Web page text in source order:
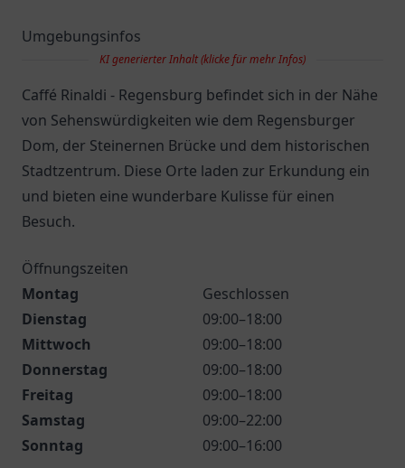
Umgebungsinfos
KI generierter Inhalt (klicke für mehr Infos)
Caffé Rinaldi - Regensburg befindet sich in der Nähe
von Sehenswürdigkeiten wie dem Regensburger
Dom, der Steinernen Brücke und dem historischen
Stadtzentrum. Diese Orte laden zur Erkundung ein
und bieten eine wunderbare Kulisse für einen
Besuch.
Öffnungszeiten
Montag
Geschlossen
Dienstag
09:00–18:00
Mittwoch
09:00–18:00
Donnerstag
09:00–18:00
Freitag
09:00–18:00
Samstag
09:00–22:00
Sonntag
09:00–16:00